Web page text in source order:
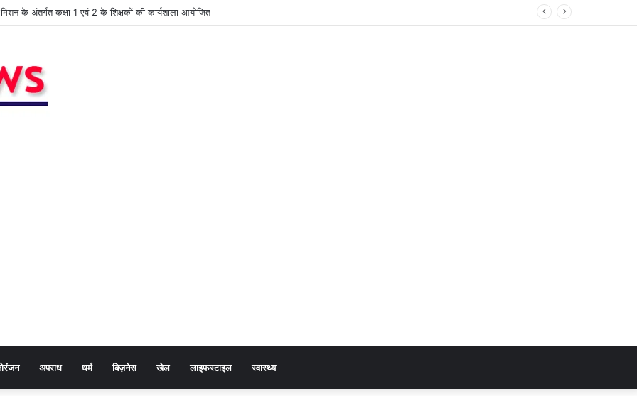
मिशन के अंतर्गत कक्षा 1 एवं 2 के शिक्षकों की कार्यशाला आयोजित
अपराध धर्म बिज़नेस खेल लाइफस्टाइल स्वास्थ्य